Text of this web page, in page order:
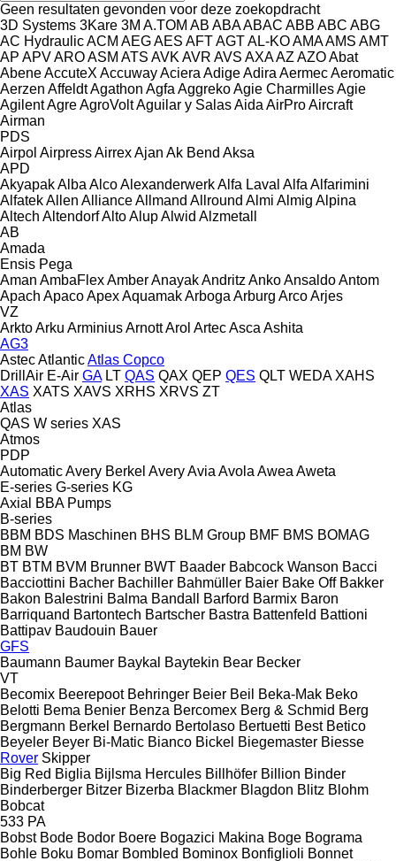
Geen resultaten gevonden voor deze zoekopdracht
3D Systems 3Kare 3M A.TOM AB ABAABAC ABB ABC ABG
AC HydraulicACM AEGAES AFTAGTAL-KOAMAAMS AMT
AP APVAROASM ATS AVK AVR AVS AXAAZ AZOAbat
AbeneAccuteX AccuwayAciera AdigeAdira AermecAeromatic
Aerzen AffeldtAgathon Agfa AggrekoAgie CharmillesAgie
AgilentAgreAgroVoltAguilar y SalasAida AirProAircraft
Airman
PDS
Airpol AirpressAirrexAjan Ak Bend Aksa
APD
AkyapakAlba AlcoAlexanderwerkAlfa Laval Alfa Alfarimini
AlfatekAllen AllianceAllmand Allround Almi Almig Alpina
Altech AltendorfAltoAlupAlwid Alzmetall
AB
Amada
Ensis Pega
Aman AmbaFlexAmberAnayakAndritz AnkoAnsaldoAntom
Apach ApacoApexAquamakArboga Arburg ArcoArjes
VZ
ArktoArku ArminiusArnottArol ArtecAsca Ashita
AG3
AstecAtlanticAtlas Copco
DrillAir E-Air GA LT QAS QAX QEP QES QLT WEDA XAHS
XAS XATS XAVS XRHS XRVS ZT
Atlas
QAS W series XAS
Atmos
PDP
AutomaticAvery Berkel AveryAvia Avola Awea Aweta
E-series G-series KG
Axial
BBA Pumps
B-series
BBM BDS Maschinen BHS BLM Group BMF BMS BOMAG
BM BW
BT BTM BVM Brunner BWT Baader Babcock Wanson Bacci
Bacciottini Bacher Bachiller Bahmüller Baier Bake Off Bakker
Bakon Balestrini Balma Bandall Barford Barmix Baron
Barriquand Bartontech Bartscher Bastra Battenfeld Battioni
Battipav Baudouin Bauer
GFS
Baumann Baumer Baykal Baytekin Bear Becker
VT
Becomix Beerepoot Behringer Beier Beil Beka-Mak Beko
Belotti Bema Benier Benza Bercomex Berg & Schmid Berg
Bergmann Berkel Bernardo Bertolaso Bertuetti Best Betico
Beyeler Beyer Bi-Matic Bianco Bickel Biegemaster Biesse
Rover Skipper
Big Red Biglia Bijlsma Hercules Billhöfer Billion Binder
Binderberger Bitzer Bizerba Blackmer Blagdon Blitz Blohm
Bobcat
533 PA
Bobst Bode Bodor Boere Bogazici Makina Boge Bograma
Bohle Boku Bomar Bombled Bominox Bonfiglioli Bonnet